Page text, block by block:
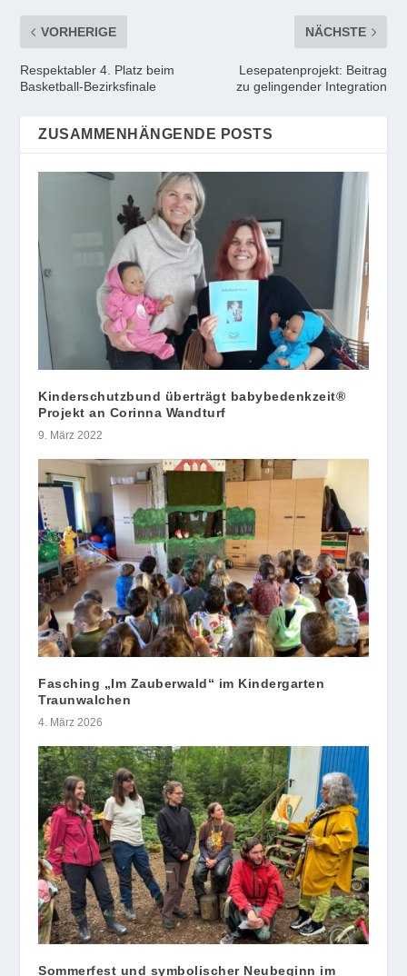
VORHERIGE
Respektabler 4. Platz beim
Basketball-Bezirksfinale
NÄCHSTE
Lesepatenprojekt: Beitrag
zu gelingender Integration
ZUSAMMENHÄNGENDE POSTS
Kinderschutzbund überträgt babybedenkzeit®
Projekt an Corinna Wandturf
9. März 2022
Fasching „Im Zauberwald“ im Kindergarten
Traunwalchen
4. März 2026
Sommerfest und symbolischer Neubeginn im